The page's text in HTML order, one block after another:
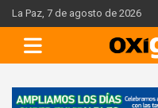
Skip
to
content
La Paz, 7 de agosto de 2026
A